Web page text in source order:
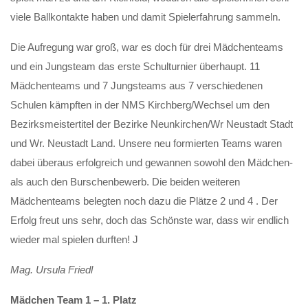
viele Ballkontakte haben und damit Spielerfahrung sammeln.
Die Aufregung war groß, war es doch für drei Mädchenteams
und ein Jungsteam das erste Schulturnier überhaupt. 11
Mädchenteams und 7 Jungsteams aus 7 verschiedenen
Schulen kämpften in der NMS Kirchberg/Wechsel um den
Bezirksmeistertitel der Bezirke Neunkirchen/Wr Neustadt Stadt
und Wr. Neustadt Land. Unsere neu formierten Teams waren
dabei überaus erfolgreich und gewannen sowohl den Mädchen-
als auch den Burschenbewerb. Die beiden weiteren
Mädchenteams belegten noch dazu die Plätze 2 und 4 . Der
Erfolg freut uns sehr, doch das Schönste war, dass wir endlich
wieder mal spielen durften! J
Mag. Ursula Friedl
Mädchen Team 1 – 1. Platz